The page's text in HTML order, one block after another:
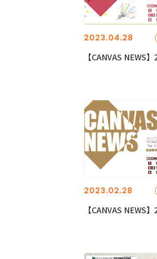
2023.04.28
【CANVAS NEWS
2023.02.28
【CANVAS NEWS